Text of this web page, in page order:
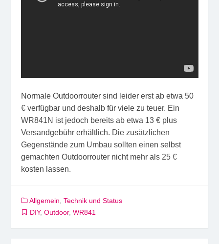
Normale Outdoorrouter sind leider erst ab etwa 50
€ verfügbar und deshalb für viele zu teuer. Ein
WR841N ist jedoch bereits ab etwa 13 € plus
Versandgebühr erhältlich. Die zusätzlichen
Gegenstände zum Umbau sollten einen selbst
gemachten Outdoorrouter nicht mehr als 25 €
kosten lassen.
Allgemein Technik und Status
DIY, Outdoor, WR841